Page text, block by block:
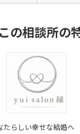
この相談所の
らしい幸せな結婚へ